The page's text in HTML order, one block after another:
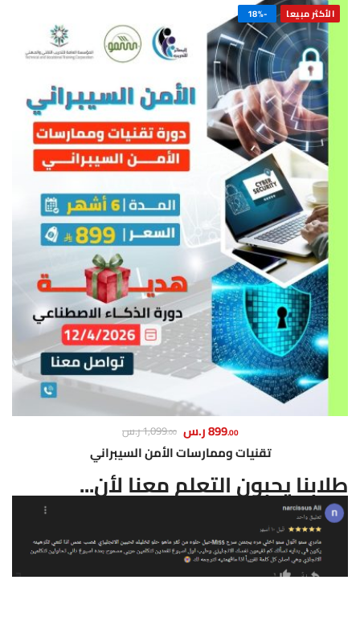
الأكثر مبيعا -18%
899.00 ر.س 1,099.00 ر.س
تقنيات وممارسات الأمن السيبراني
طلابنا يحبون التعلم معنا لأن...